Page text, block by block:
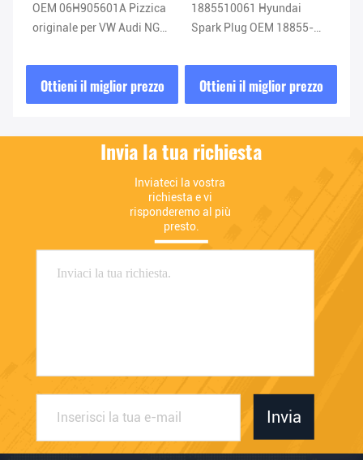
OEM 06H905601A Pizzica
originale per VW Audi NGK
Ottieni il miglior prezzo
1885510061 Hyundai
Spark Plug OEM 18855-
accensione auto
Ottieni il miglior prezzo
Invia la tua richiesta
Inviateci la vostra
richiesta e vi
risponderemo al più
presto.
Invia